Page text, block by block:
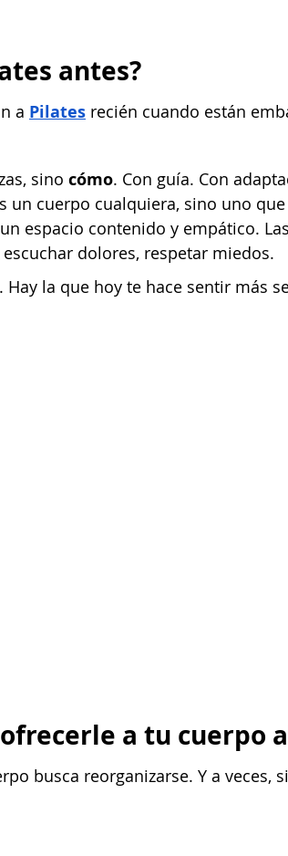
antes?
a Pilates recién cuando están
sino cómo. Con guía. Con
un cuerpo cualquiera, sino uno
espacio contenido y empático. Las
dolores, respetar miedos.
la que hoy te hace sentir más
a tu cuerpo
busca reorganizarse. Y a veces,